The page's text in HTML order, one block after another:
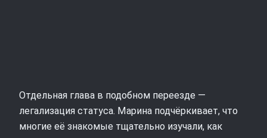
Отдельная глава в подобном переезде —
легализация статуса. Марина подчёркивает, что
многие её знакомые тщательно изучали, как